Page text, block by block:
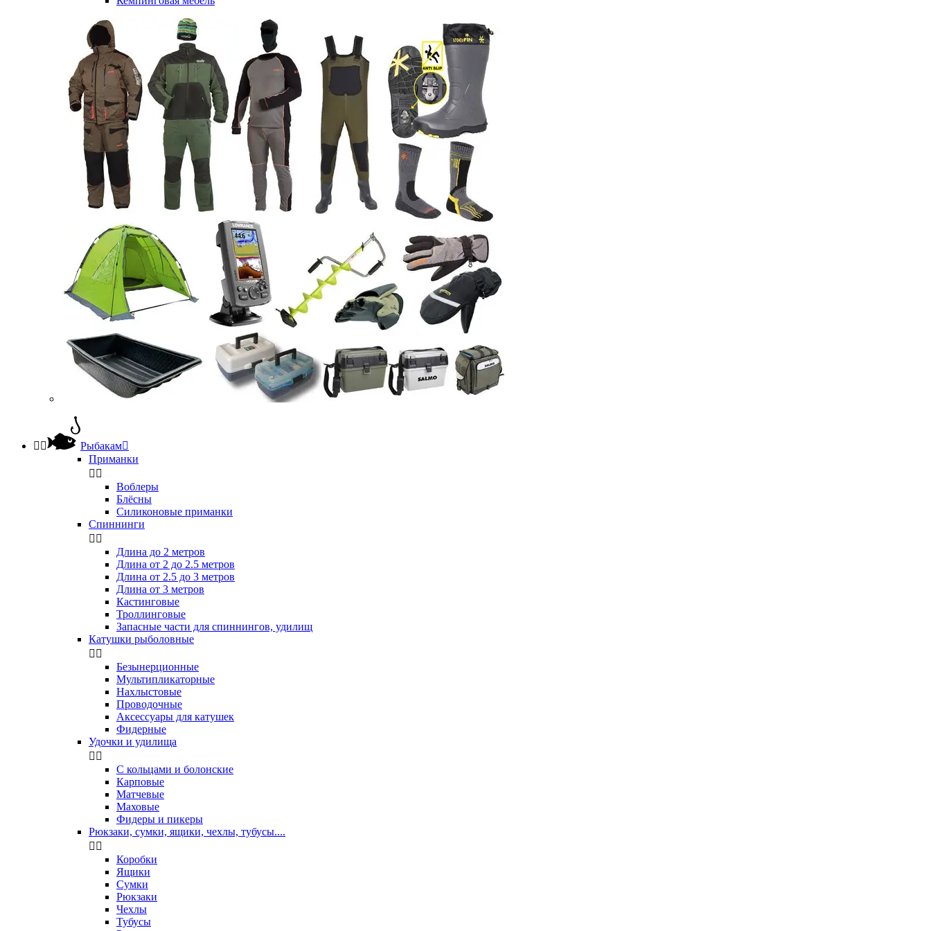
  Рыбакам
Приманки
 
Воблеры
Блёсны
Силиконовые приманки
Спиннинги
 
Длина до 2 метров
Длина от 2 до 2.5 метров
Длина от 2.5 до 3 метров
Длина от 3 метров
Кастинговые
Троллинговые
Запасные части для спиннингов, удилищ
Катушки рыболовные
 
Безынерционные
Мультипликаторные
Нахлыстовые
Проводочные
Аксессуары для катушек
Фидерные
Удочки и удилища
 
С кольцами и болонские
Карповые
Матчевые
Маховые
Фидеры и пикеры
Рюкзаки, сумки, ящики, чехлы, тубусы....
 
Коробки
Ящики
Сумки
Рюкзаки
Чехлы
Тубусы